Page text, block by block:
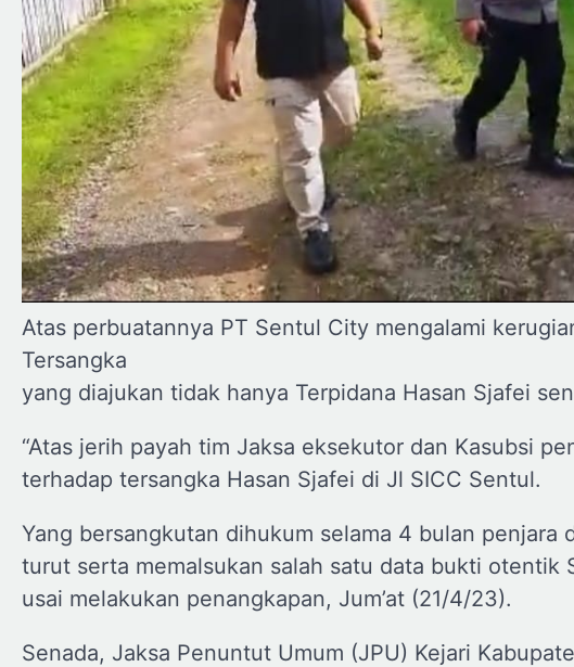
Atas perbuatannya PT Sentul City mengalami
Tersangka
yang diajukan tidak hanya Terpidana Hasan Sjafei
“Atas jerih payah tim Jaksa eksekutor dan Kasubsi
terhadap tersangka Hasan Sjafei di Jl SICC Sentul.
Yang bersangkutan dihukum selama 4 bulan
turut serta memalsukan salah satu data bukti otentik
usai melakukan penangkapan, Jum’at (21/4/23).
Senada, Jaksa Penuntut Umum (JPU) Kejari